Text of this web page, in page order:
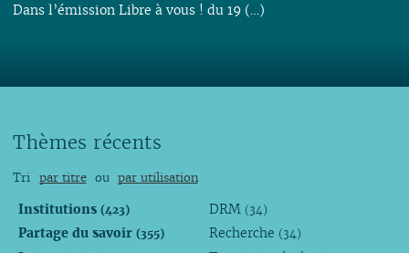
Dans l’émission Libre à vous ! du 19 (…)
Thèmes récents
Tri par titre ou par utilisation
Institutions (423)
Partage du savoir (355)
DRM (34)
Recherche (34)